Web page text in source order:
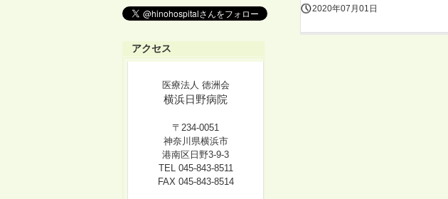
2020年07月01日
アクセス
医療法人 徳洲会
横浜日野病院
〒234-0051
神奈川県横浜市
港南区日野3-9-3
TEL 045-843-8511
FAX 045-843-8514